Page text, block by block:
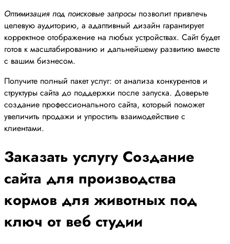
Оптимизация под поисковые запросы позволит привлечь
целевую аудиторию, а адаптивный дизайн гарантирует
корректное отображение на любых устройствах. Сайт будет
готов к масштабированию и дальнейшему развитию вместе
с вашим бизнесом.
Получите полный пакет услуг: от анализа конкурентов и
структуры сайта до поддержки после запуска. Доверьте
создание профессионального сайта, который поможет
увеличить продажи и упростить взаимодействие с
клиентами.
Заказать услугу Создание
сайта для производства
кормов для животных под
ключ от веб студии